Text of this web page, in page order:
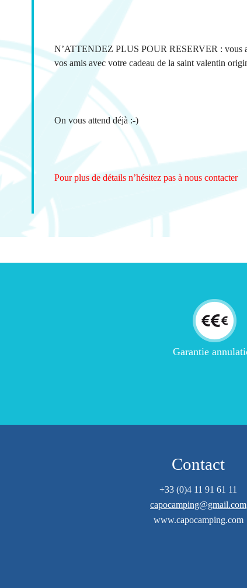
N’ATTENDEZ PLUS POUR RESERVER : vous
vos amis avec votre cadeau de la saint valentin
On vous attend déjà :-)
Pour plus de détails n’hésitez pas à nous contacter
Garantie
Contact
+33 (0)4 11 91 61 11
capocamping@gmail.com
www.capocamping.com